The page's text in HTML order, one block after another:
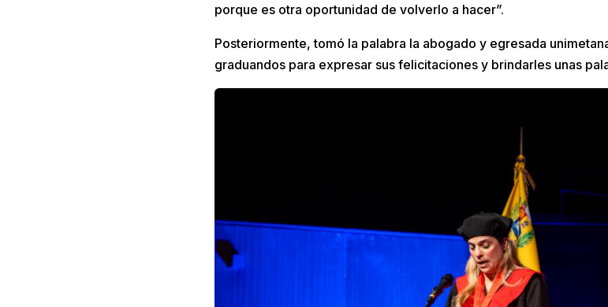
porque es otra oportunidad de volverlo a hacer”.
Posteriormente, tomó la palabra la abogado y egresada
graduandos para expresar sus felicitaciones y brindarles unas